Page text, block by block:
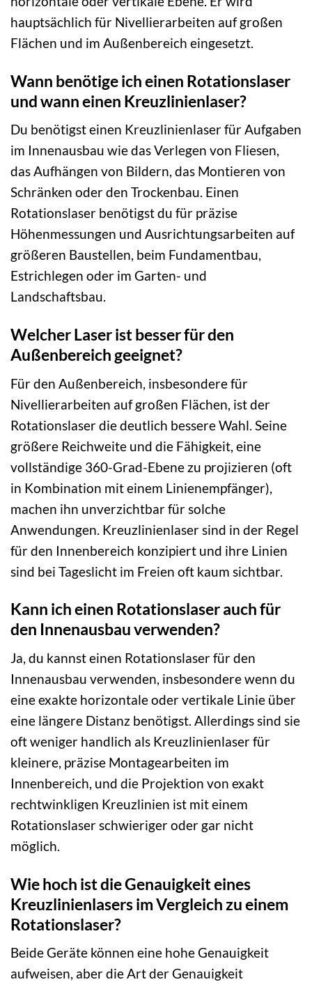
hauptsächlich für Nivellierarbeiten auf großen
Flächen und im Außenbereich eingesetzt.
Wann benötige ich einen Rotationslaser
und wann einen Kreuzlinienlaser?
Du benötigst einen Kreuzlinienlaser für Aufgaben
im Innenausbau wie das Verlegen von Fliesen,
das Aufhängen von Bildern, das Montieren von
Schränken oder den Trockenbau. Einen
Rotationslaser benötigst du für präzise
Höhenmessungen und Ausrichtungsarbeiten auf
größeren Baustellen, beim Fundamentbau,
Estrichlegen oder im Garten- und
Landschaftsbau.
Welcher Laser ist besser für den
Außenbereich geeignet?
Für den Außenbereich, insbesondere für
Nivellierarbeiten auf großen Flächen, ist der
Rotationslaser die deutlich bessere Wahl. Seine
größere Reichweite und die Fähigkeit, eine
vollständige 360-Grad-Ebene zu projizieren (oft
in Kombination mit einem Linienempfänger),
machen ihn unverzichtbar für solche
Anwendungen. Kreuzlinienlaser sind in der Regel
für den Innenbereich konzipiert und ihre Linien
sind bei Tageslicht im Freien oft kaum sichtbar.
Kann ich einen Rotationslaser auch für
den Innenausbau verwenden?
Ja, du kannst einen Rotationslaser für den
Innenausbau verwenden, insbesondere wenn du
eine exakte horizontale oder vertikale Linie über
eine längere Distanz benötigst. Allerdings sind sie
oft weniger handlich als Kreuzlinienlaser für
kleinere, präzise Montagearbeiten im
Innenbereich, und die Projektion von exakt
rechtwinkligen Kreuzlinien ist mit einem
Rotationslaser schwieriger oder gar nicht
möglich.
Wie hoch ist die Genauigkeit eines
Kreuzlinienlasers im Vergleich zu einem
Rotationslaser?
Beide Geräte können eine hohe Genauigkeit
aufweisen, aber die Art der Genauigkeit